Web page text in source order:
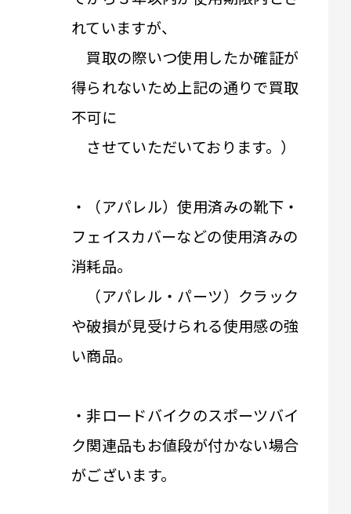
れていますが、
買取の際いつ使用したか確証が
得られないため上記の通りで買取
不可に
させていただいております。）
・（アパレル）使用済みの靴下・
フェイスカバーなどの使用済みの
消耗品。
（アパレル・パーツ）クラック
や破損が見受けられる使用感の強
い商品。
・非ロードバイクのスポーツバイ
ク関連品もお値段が付かない場合
がございます。